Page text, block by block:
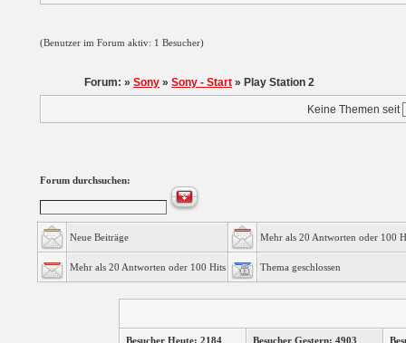
(Benutzer im Forum aktiv: 1 Besucher)
Forum: » Sony » Sony - Start » Play Station 2
Keine Themen seit
Forum durchsuchen:
Neue Beiträge Mehr als 20 Antworten oder 100
Mehr als 20 Antworten oder 100 Hits Thema geschlossen
Besucher Heute: 2184 Besucher Gestern: 4903